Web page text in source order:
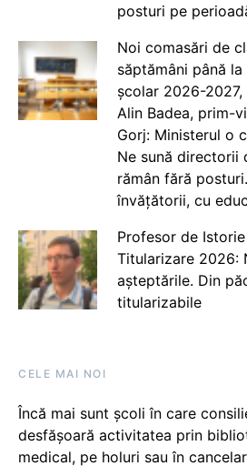
posturi pe
Noi comasări de
săptămâni până
școlar 2026-
Alin Badea, prim-
Gorj: Ministerul o
Ne sună directorii
rămân fără
învățătorii, cu
Profesor de
Titularizare 2026:
așteptările. Din
titularizabile
CELE MAI NOI
Încă mai sunt școli în care
desfășoară activitatea prin
medical, pe holuri sau în